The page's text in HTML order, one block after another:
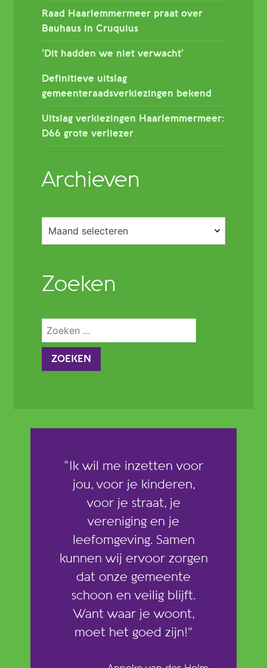
Raad Haarlemmermeer praat over
Bauhaus in Cruquius
’Dit hadden we niet verwacht’
Definitieve uitslag
gemeenteraadsverkiezingen bekend
Uitslag verkiezingen Haarlemmermeer:
D66 grote verliezer
Archieven
Archieven
Zoeken
Zoeken
naar:
“Ik wil me inzetten voor
jou, voor je kinderen,
voor je straat, je
vereniging en je
leefomgeving. Samen
kunnen wij ervoor zorgen
dat onze gemeente
schoon en veilig blijft.
Want waar je woont,
moet het goed zijn!”